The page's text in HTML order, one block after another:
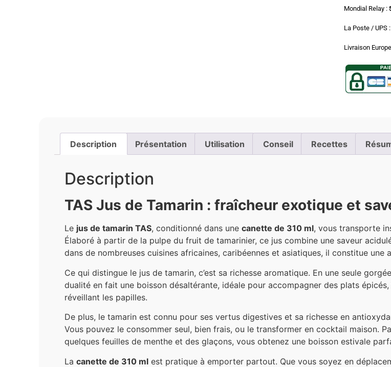
Mondial Relay :
La Poste / UPS :
Livraison
Description Présentation Utilisation Conseil Recettes
Description
TAS Jus de Tamarin : fraîcheur exotique et
Le jus de tamarin TAS, conditionné dans unecanette de 310 ml, vous transporte
Élaboré à partir de la pulpe du fruit de tamarinier, ce jus combine une saveur
dans de nombreuses cuisines africaines, caribéennes et asiatiques, il constitue
Ce qui distingue le jus de tamarin, c’est sa richesse aromatique. En une seule
dualité en fait une boisson désaltérante, idéale pour accompagner des plats
réveillant les papilles.
De plus, le tamarin est connu pour ses vertus digestives et sa richesse en
Vous pouvez le consommer seul, bien frais, ou le transformer en cocktail maison.
quelques feuilles de menthe et des glaçons, vous obtenez une boisson estivale
Lacanette de 310 ml est pratique à emporter partout. Que vous soyez en